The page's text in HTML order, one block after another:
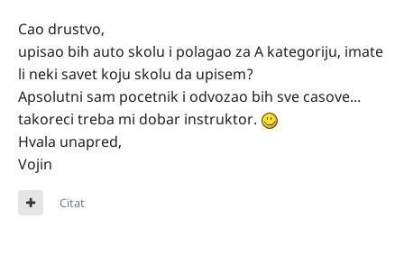
Cao drustvo,
upisao bih auto skolu i polagao za A kategoriju, imate
li neki savet koju skolu da upisem?
Apsolutni sam pocetnik i odvozao bih sve casove...
takoreci treba mi dobar instruktor.
Hvala unapred,
Vojin
Citat